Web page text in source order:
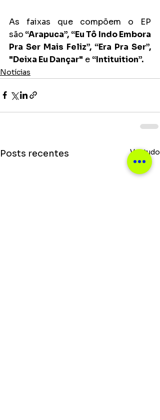
As faixas que compõem o EP
são “Arapuca”, “Eu Tô Indo Embora
Pra Ser Mais Feliz”, “Era Pra Ser”,
"Deixa Eu Dançar" e “Intituition”.
Notícias
Posts recentes Ver tudo